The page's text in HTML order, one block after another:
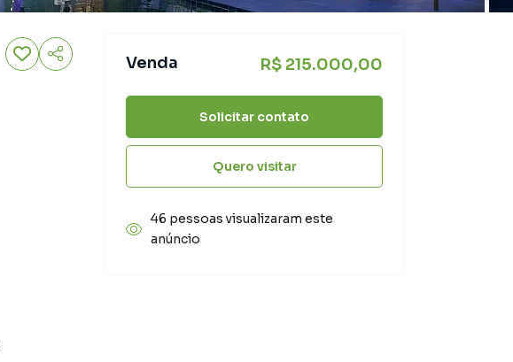
Venda R$ 215.000,00
Solicitar contato
Quero visitar
46 pessoas visualizaram este
anúncio